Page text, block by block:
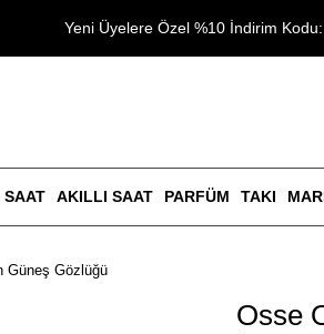
Yeni Üyelere Özel %10 İndirim
SAAT AKILLI SAAT PARFÜM TAKI
Güneş Gözlüğü
Osse